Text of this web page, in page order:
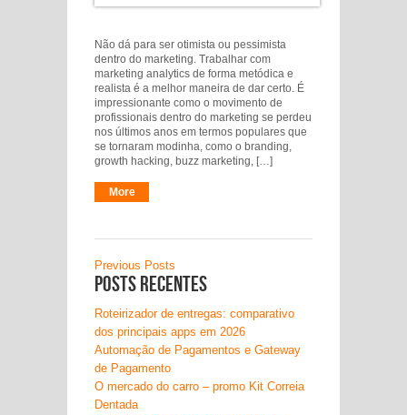
Não dá para ser otimista ou pessimista
dentro do marketing. Trabalhar com
marketing analytics de forma metódica e
realista é a melhor maneira de dar certo. É
impressionante como o movimento de
profissionais dentro do marketing se perdeu
nos últimos anos em termos populares que
se tornaram modinha, como o branding,
growth hacking, buzz marketing, […]
More
Previous Posts
Posts recentes
Roteirizador de entregas: comparativo
dos principais apps em 2026
Automação de Pagamentos e Gateway
de Pagamento
O mercado do carro – promo Kit Correia
Dentada